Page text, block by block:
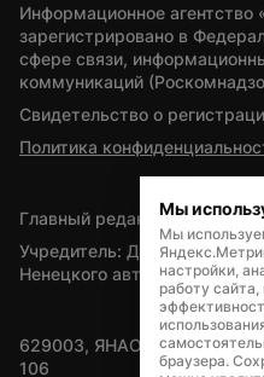
Информационное агентство
зарегистрировано в
сфере связи,
коммуникаций
Свидетельство о
Политика
Главный редактор — А.Л.
Учредитель: Департамент
Ненецкого автономного
629003, ЯНАО, Салехард,
106
Мы
Мы
настройки,
работу
браузера.